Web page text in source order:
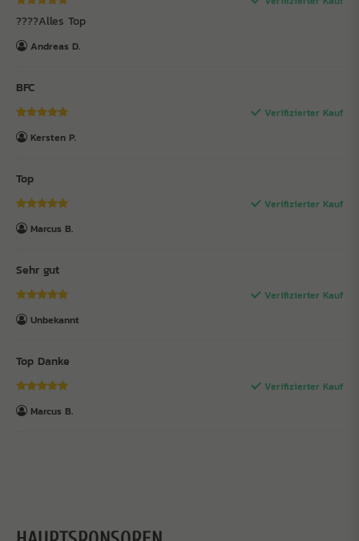
????Alles Top
Andreas D.
BFC
Verifizierter Kauf
Kersten P.
Top
Verifizierter Kauf
Marcus B.
Sehr gut
Verifizierter Kauf
Unbekannt
Top Danke
Verifizierter Kauf
Marcus B.